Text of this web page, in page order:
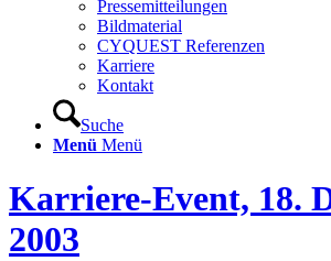
Pressemitteilungen
Bildmaterial
CYQUEST Referenzen
Karriere
Kontakt
Suche
Menü Menü
Karriere-Event, 18.
2003